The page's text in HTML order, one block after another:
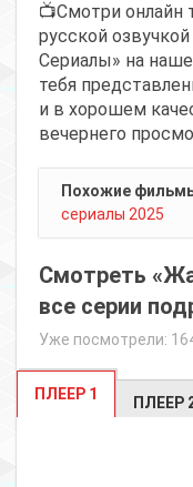
📺Смотри онлайн
русской
Сериалы» на
тебя
и в хорошем
вечернего
Похожие
сериалы 2025
Смотреть
все серии
Уже посмотрели:
ПЛЕЕР 1 ПЛЕЕР